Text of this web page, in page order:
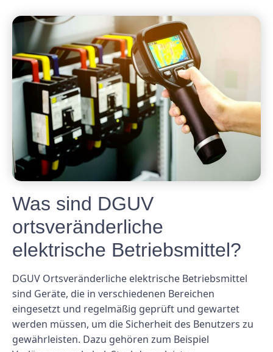
Was sind DGUV
ortsveränderliche
elektrische Betriebsmittel?
DGUV Ortsveränderliche elektrische Betriebsmittel
sind Geräte, die in verschiedenen Bereichen
eingesetzt und regelmäßig geprüft und gewartet
werden müssen, um die Sicherheit des Benutzers zu
gewährleisten. Dazu gehören zum Beispiel